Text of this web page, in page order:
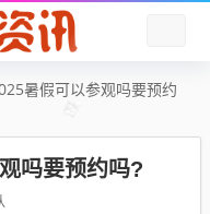
暑假可以参观吗要预约
吗要预约吗?